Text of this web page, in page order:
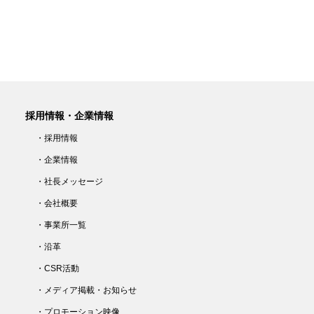
採用情報・企業情報
・採用情報
・企業情報
・社長メッセージ
・会社概要
・事業所一覧
・沿革
・CSR活動
・メディア掲載・お知らせ
・プロモーション映像